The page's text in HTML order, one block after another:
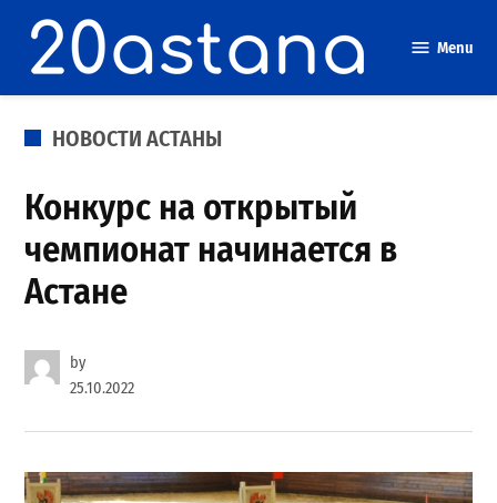
content
Menu
POSTED
НОВОСТИ АСТАНЫ
Конкурс на открытый
чемпионат начинается в
Астане
by
25.10.2022